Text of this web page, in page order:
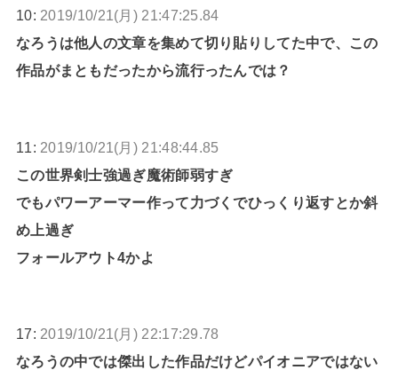
10: 2019/10/21(月) 21:47:25.84
なろうは他人の文章を集めて切り貼りしてた中で、この
作品がまともだったから流行ったんでは？
11: 2019/10/21(月) 21:48:44.85
この世界剣士強過ぎ魔術師弱すぎ
でもパワーアーマー作って力づくでひっくり返すとか斜
め上過ぎ
フォールアウト4かよ
17: 2019/10/21(月) 22:17:29.78
なろうの中では傑出した作品だけどパイオニアではない